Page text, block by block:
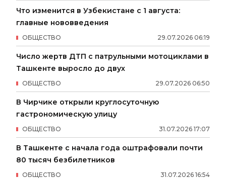
Что изменится в Узбекистане с 1 августа:
главные нововведения
29.07.2026 06:19
ОБЩЕСТВО
Число жертв ДТП с патрульными мотоциклами в
Ташкенте выросло до двух
29.07.2026 06:50
ОБЩЕСТВО
В Чирчике открыли круглосуточную
гастрономическую улицу
31.07.2026 17:07
ОБЩЕСТВО
В Ташкенте с начала года оштрафовали почти
80 тысяч безбилетников
31.07.2026 16:54
ОБЩЕСТВО